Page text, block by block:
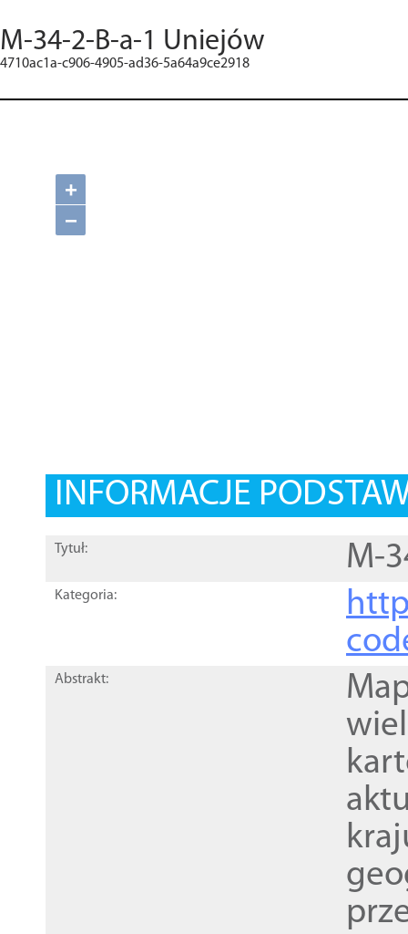
M-34-2-B-a-1 Uniejów
4710ac1a-c906-4905-ad36-5a64a9ce2918
+
−
INFORMACJE
Tytuł: M-
Kategoria:
Abstrakt: